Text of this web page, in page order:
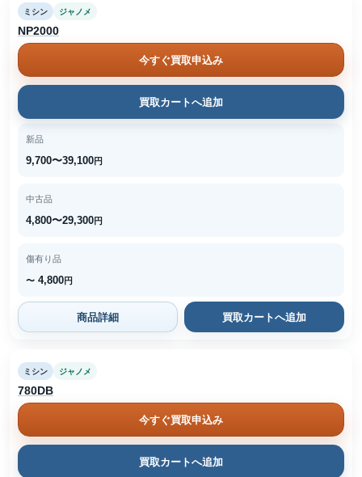
ミシン ジャノメ
NP2000
今すぐ買取申込み
買取カートへ追加
新品
9,700〜39,100円
中古品
4,800〜29,300円
傷有り品
〜 4,800円
商品詳細 買取カートへ追加
ミシン ジャノメ
780DB
今すぐ買取申込み
買取カートへ追加